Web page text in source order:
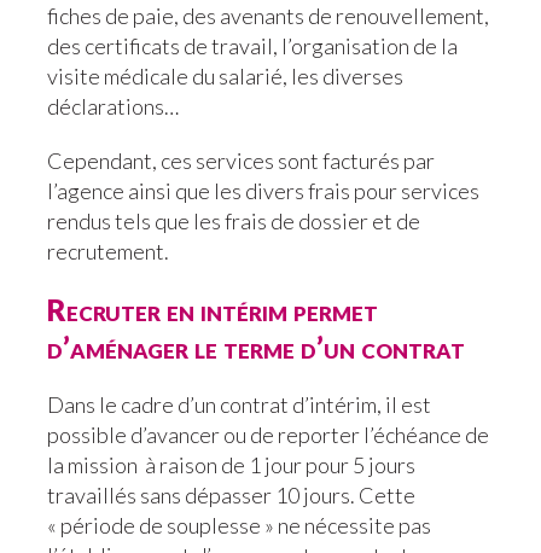
fiches de paie, des avenants de renouvellement,
des certificats de travail, l’organisation de la
visite médicale du salarié, les diverses
déclarations…
Cependant, ces services sont facturés par
l’agence ainsi que les divers frais pour services
rendus tels que les frais de dossier et de
recrutement.
Recruter en intérim permet
d’aménager le terme d’un contrat
Dans le cadre d’un contrat d’intérim, il est
possible d’avancer ou de reporter l’échéance de
la mission à raison de 1 jour pour 5 jours
travaillés sans dépasser 10 jours. Cette
« période de souplesse » ne nécessite pas